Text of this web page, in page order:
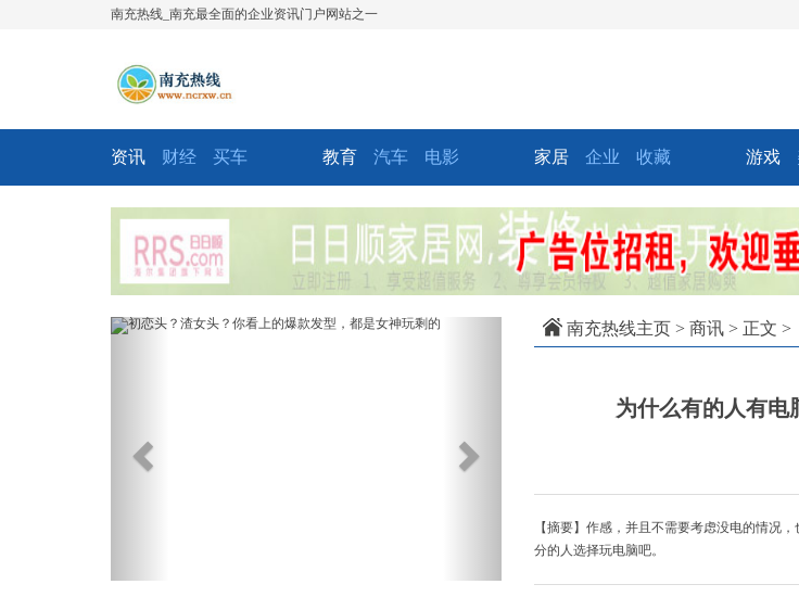
南充热线_南充最全面的企业资讯门户网站之一
资讯 财经 买车 教育 汽车 电影 家居 企业 收藏 游戏
Previous 南充热线主页 > 商讯 > 正文 >
为什么有的人有电
【摘要】作感，并且不需要考虑没电的情况
分的人选择玩电脑吧。